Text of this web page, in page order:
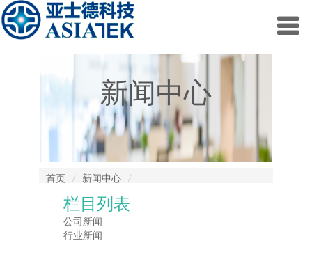
新闻中心
首页 / 新闻中心 /
栏目列表
公司新闻
行业新闻